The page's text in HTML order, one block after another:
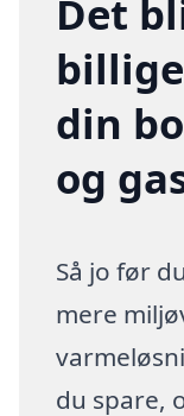
Det
din
og
Så jo før
mere
du spare,